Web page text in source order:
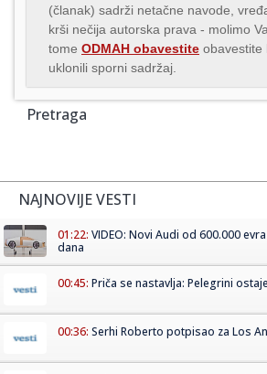
(članak) sadrži netačne navode,
krši nečija autorska prava - molimo
tome ODMAH obavestite obavestite
uklonili sporni sadržaj.
Pretraga
NAJNOVIJE VESTI
01:22: VIDEO: Novi Audi od 600.000
dana
00:45: Priča se nastavlja: Pelegrini
00:36: Serhi Roberto potpisao za Los